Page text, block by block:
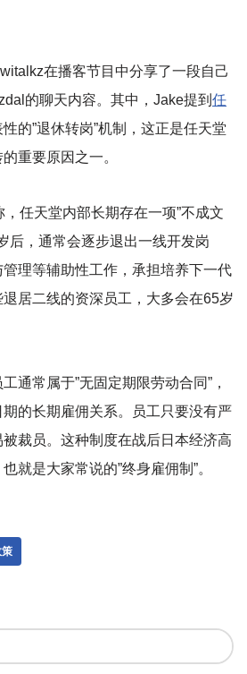
在播客节目中分享了一段自己
的聊天内容。其中，Jake提到 任
的”退休转岗”机制，这正是任天堂
重要原因之一。
任天堂内部长期存在一项”不成文
后，通常会逐步退出一线开发岗
理等辅助性工作，承担培养下一代
居二线的资深员工，大多会在65岁
通常属于”无固定期限劳动合同”，
的长期雇佣关系。员工只要没有严
裁员。这种制度在战后日本经济高
就是大家常说的”终身雇佣制”。